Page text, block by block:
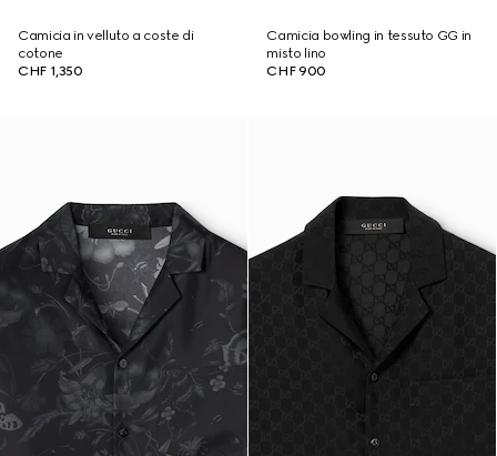
Camicia in velluto a coste di
cotone
CHF 1,350
Camicia bowling in tessuto GG in
misto lino
CHF 900